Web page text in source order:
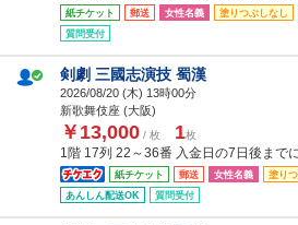
紙チケット 郵送 女性名義 塗りつぶしなし
質問受付
剣劇 三國志演技 蜀漢
2026/08/20 (木) 13時00分
新歌舞伎座 (大阪)
￥13,000 / 枚 1枚
1階 17列 22～36番 入金日の7日後まで
紙チケット 郵送 女性名義
塗り
あんしん配送OK
質問受付